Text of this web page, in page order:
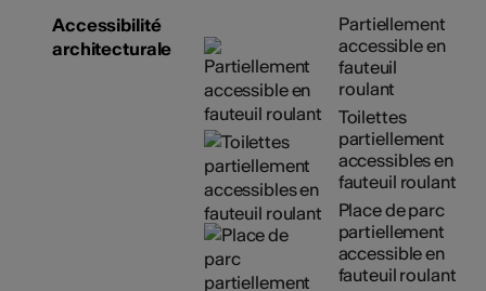
Accessibilité
architecturale
Partiellement
accessible en
fauteuil
roulant
Toilettes
partiellement
accessibles en
fauteuil roulant
Place de parc
partiellement
accessible en
fauteuil roulant